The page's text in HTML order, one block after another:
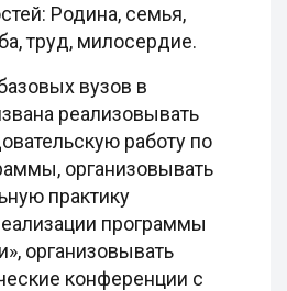
Родина, семья,
труд, милосердие.
вузов в
реализовывать
работу по
организовывать
практику
программы
организовывать
конференции с